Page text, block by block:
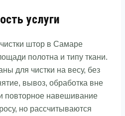
услуги
штор в Самаре
полотна и типу ткани.
для чистки на весу, без
вывоз, обработка вне
повторное навешивание
но рассчитываются